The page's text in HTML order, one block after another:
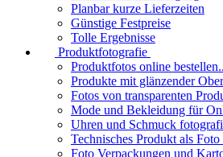
Planbar kurze Lieferzeiten
Günstige Festpreise
Tolle Ergebnisse
Produktfotografie
Produktfotos online
Produkte mit glänzender
Fotos von transparenten
Mode und Bekleidung für
Uhren und Schmuck
Technisches Produkt als Foto
Foto Verpackungen und